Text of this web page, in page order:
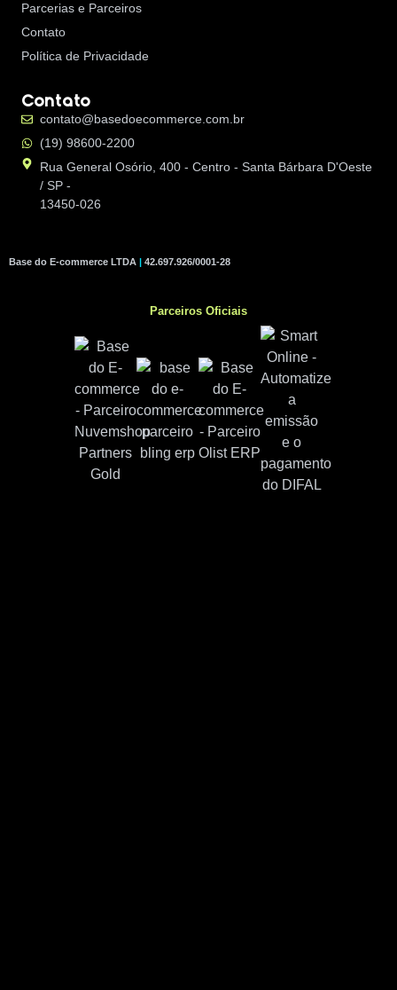
Parcerias e Parceiros
Contato
Política de Privacidade
Contato
contato@basedoecommerce.com.br
(19) 98600-2200
Rua General Osório, 400 - Centro - Santa Bárbara D'Oeste
/ SP -
13450-026
Base do E-commerce LTDA | 42.697.926/0001-28
Parceiros Oficiais